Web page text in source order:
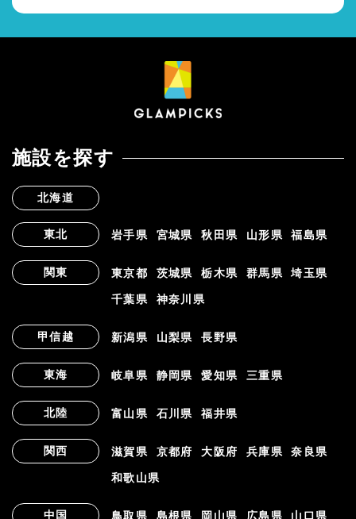
施設を探す
北海道
東北 岩手県 宮城県 秋田県 山形県 福島県
関東 東京都 茨城県 栃木県 群馬県 埼玉県
千葉県 神奈川県
甲信越 新潟県 山梨県 長野県
東海 岐阜県 静岡県 愛知県 三重県
北陸 富山県 石川県 福井県
関西 滋賀県 京都府 大阪府 兵庫県 奈良県
和歌山県
中国 鳥取県 島根県 岡山県 広島県 山口県